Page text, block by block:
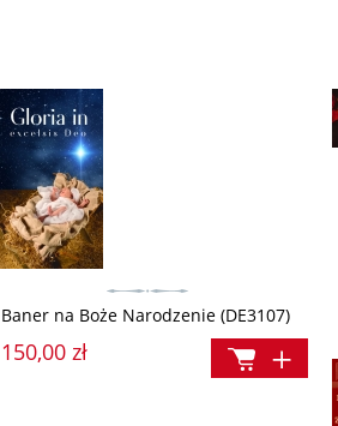
Baner na Boże Narodzenie (DE3107)
150,00 zł